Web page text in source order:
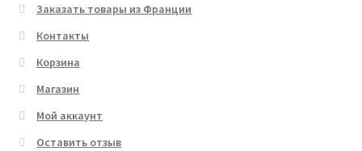
Заказать товары из Франции
Контакты
Корзина
Магазин
Мой аккаунт
Оставить отзыв